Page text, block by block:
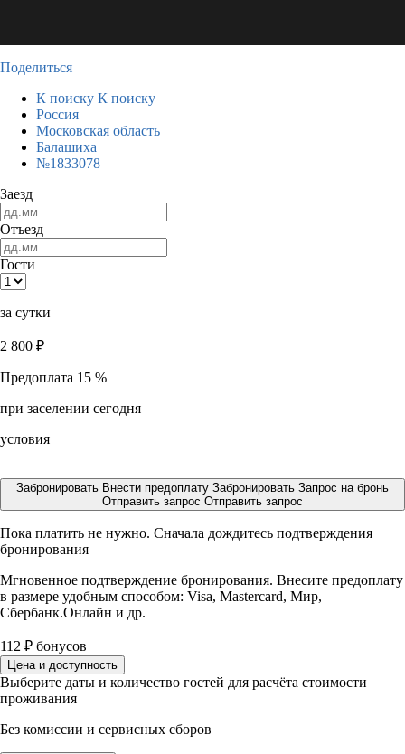
Поделиться
К поиску К поиску
Россия
Московская область
Балашиха
№1833078
Заезд
Отъезд
Гости
за сутки
2 800 ₽
Предоплата 15 %
при заселении сегодня
условия
Забронировать Внести предоплату Забронировать Запрос на бронь
Отправить запрос Отправить запрос
Пока платить не нужно. Сначала дождитесь подтверждения
бронирования
Мгновенное подтверждение бронирования. Внесите предоплату
в размере удобным способом: Visa, Mastercard, Мир,
Сбербанк.Онлайн и др.
112 ₽ бонусов
Цена и доступность
Выберите даты и количество гостей для расчёта стоимости
проживания
Без комиссии и сервисных сборов